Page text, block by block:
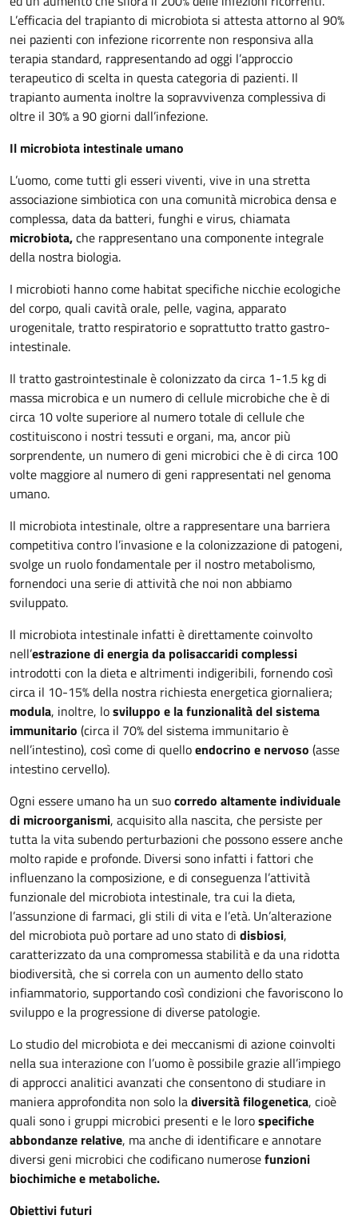
L’efficacia del trapianto di microbiota si attesta attorno al 90%
nei pazienti con infezione ricorrente non responsiva alla
terapia standard, rappresentando ad oggi l’approccio
terapeutico di scelta in questa categoria di pazienti. Il
trapianto aumenta inoltre la sopravvivenza complessiva di
oltre il 30% a 90 giorni dall’infezione.
Il microbiota intestinale umano
L’uomo, come tutti gli esseri viventi, vive in una stretta
associazione simbiotica con una comunità microbica densa e
complessa, data da batteri, funghi e virus, chiamata
microbiota,che rappresentano una componente integrale
della nostra biologia.
I microbioti hanno come habitat specifiche nicchie ecologiche
del corpo, quali cavità orale, pelle, vagina, apparato
urogenitale, tratto respiratorio e soprattutto tratto gastro-
intestinale.
Il tratto gastrointestinale è colonizzato da circa 1-1.5 kg di
massa microbica e un numero di cellule microbiche che è di
circa 10 volte superiore al numero totale di cellule che
costituiscono i nostri tessuti e organi, ma, ancor più
sorprendente, un numero di geni microbici che è di circa 100
volte maggiore al numero di geni rappresentati nel genoma
umano.
Il microbiota intestinale, oltre a rappresentare una barriera
competitiva contro l’invasione e la colonizzazione di patogeni,
svolge un ruolo fondamentale per il nostro metabolismo,
fornendoci una serie di attività che noi non abbiamo
sviluppato.
Il microbiota intestinale infatti è direttamente coinvolto
nell’estrazione di energia da polisaccaridi complessi
introdotti con la dieta e altrimenti indigeribili, fornendo così
circa il 10-15% della nostra richiesta energetica giornaliera;
modula, inoltre, losviluppo e la funzionalità del sistema
immunitario (circa il 70% del sistema immunitario è
nell’intestino), così come di quelloendocrino e nervoso (asse
intestino cervello).
Ogni essere umano ha un suocorredo altamente individuale
di microorganismi, acquisito alla nascita, che persiste per
tutta la vita subendo perturbazioni che possono essere anche
molto rapide e profonde. Diversi sono infatti i fattori che
influenzano la composizione, e di conseguenza l’attività
funzionale del microbiota intestinale, tra cui la dieta,
l’assunzione di farmaci, gli stili di vita e l’età. Un’alterazione
del microbiota può portare ad uno stato di disbiosi,
caratterizzato da una compromessa stabilità e da una ridotta
biodiversità, che si correla con un aumento dello stato
infiammatorio, supportando così condizioni che favoriscono lo
sviluppo e la progressione di diverse patologie.
Lo studio del microbiota e dei meccanismi di azione coinvolti
nella sua interazione con l’uomo è possibile grazie all’impiego
di approcci analitici avanzati che consentono di studiare in
maniera approfondita non solo ladiversità filogenetica, cioè
quali sono i gruppi microbici presenti e le lorospecifiche
abbondanze relative, ma anche di identificare e annotare
diversi geni microbici che codificano numerosefunzioni
biochimiche e metaboliche.
Obiettivi futuri